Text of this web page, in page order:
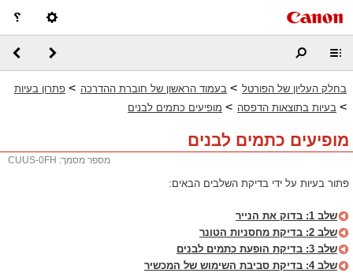
בחלק העליון של הפורטל > בעמוד הראשון של חוברת ההדרכה > פתרון בעיות
> בעיות בתוצאות הדפסה > מופיעים כתמים לבנים
מופיעים כתמים לבנים
מספר מסמך: CUUS-0FH
פתור בעיות על ידי בדיקת השלבים הבאים:
שלב 1: בדוק את הנייר
שלב 2: בדיקת מחסניות הטונר
שלב 3: בדיקת הופעת כתמים לבנים
שלב 4: בדיקת סביבת השימוש של המכשיר